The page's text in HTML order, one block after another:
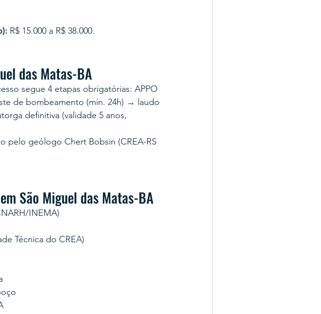
R$ 15.000 a R$ 38.000.
das Matas-BA
segue 4 etapas obrigatórias: APPO
de bombeamento (mín. 24h) → laudo
definitiva (validade 5 anos,
pelo geólogo Chert Bobsin (CREA-RS
São Miguel das Matas-BA
INEMA)
Técnica do CREA)